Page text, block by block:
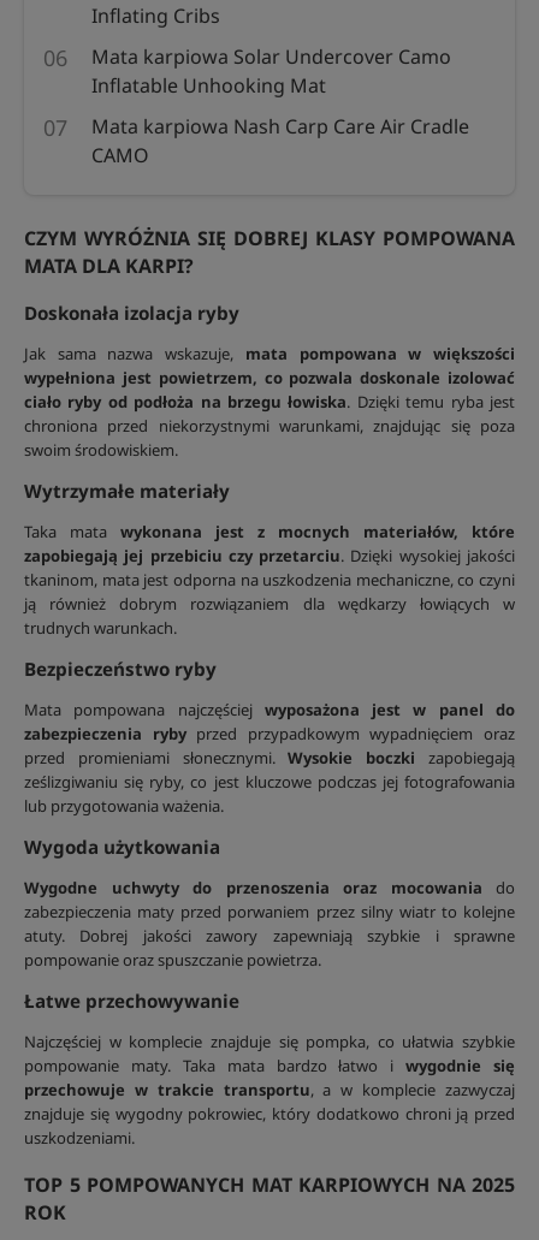
Inflating Cribs
Mata karpiowa Solar Undercover Camo
Inflatable Unhooking Mat
Mata karpiowa Nash Carp Care Air Cradle
CAMO
CZYM WYRÓŻNIA SIĘ DOBREJ KLASY POMPOWANA
MATA DLA KARPI?
Doskonała izolacja ryby
Jak sama nazwa wskazuje, mata pompowana w większości
wypełniona jest powietrzem, co pozwala doskonale izolować
ciało ryby od podłoża na brzegu łowiska. Dzięki temu ryba jest
chroniona przed niekorzystnymi warunkami, znajdując się poza
swoim środowiskiem.
Wytrzymałe materiały
Taka mata wykonana jest z mocnych materiałów, które
zapobiegają jej przebiciu czy przetarciu. Dzięki wysokiej jakości
tkaninom, mata jest odporna na uszkodzenia mechaniczne, co czyni
ją również dobrym rozwiązaniem dla wędkarzy łowiących w
trudnych warunkach.
Bezpieczeństwo ryby
Mata pompowana najczęściej wyposażona jest w panel do
zabezpieczenia rybyprzed przypadkowym wypadnięciem oraz
przed promieniami słonecznymi.Wysokie boczki zapobiegają
ześlizgiwaniu się ryby, co jest kluczowe podczas jej fotografowania
lub przygotowania ważenia.
Wygoda użytkowania
Wygodne uchwyty do przenoszenia oraz mocowania do
zabezpieczenia maty przed porwaniem przez silny wiatr to kolejne
atuty. Dobrej jakości zawory zapewniają szybkie i sprawne
pompowanie oraz spuszczanie powietrza.
Łatwe przechowywanie
Najczęściej w komplecie znajduje się pompka, co ułatwia szybkie
pompowanie maty. Taka mata bardzo łatwo iwygodnie się
przechowuje w trakcie transportu, a w komplecie zazwyczaj
znajduje się wygodny pokrowiec, który dodatkowo chroni ją przed
uszkodzeniami.
TOP 5 POMPOWANYCH MAT KARPIOWYCH NA 2025
ROK